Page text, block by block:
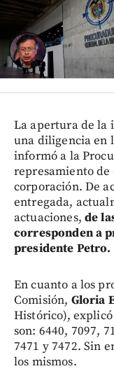
La apertura de la
una diligencia en
informó a la
represamiento de
corporación. De
entregada,
actuaciones, de
corresponden a
presidente Petro.
En cuanto a los
Comisión, Gloria
Histórico), explicó
son: 6440, 7097,
7471 y 7472. Sin
los mismos.